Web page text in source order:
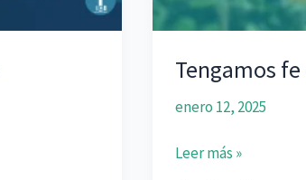
Tengamos
enero 12, 2025
Tengamos
Leer más »